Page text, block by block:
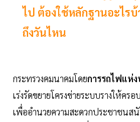
ไป ต้องใช้หลักฐานอะไรบ้
ถึงวันไหน
กระทรวงคมนาคมโดยการรถไฟแห่
เร่งรัดขยายโครงข่ายระบบรางให้คร
เพื่ออำนวยความสะดวกประชาชนส